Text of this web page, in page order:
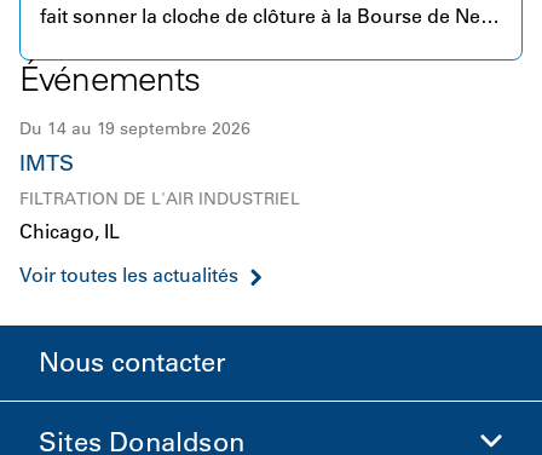
fait sonner la cloche de clôture à la Bourse de New
Événements
Du 14 au 19 septembre 2026
IMTS
FILTRATION DE L'AIR INDUSTRIEL
Chicago, IL
Voir toutes les actualités
Nous contacter
Sites Donaldson